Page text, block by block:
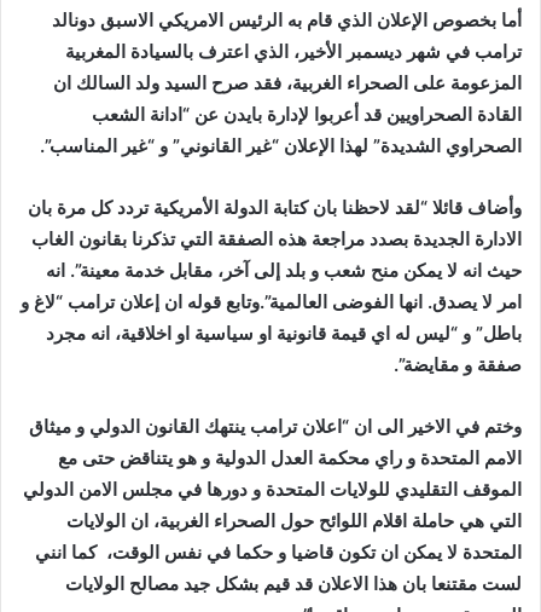
أما بخصوص الإعلان الذي قام به الرئيس الامريكي الاسبق دونالد
ترامب في شهر ديسمبر الأخير، الذي اعترف بالسيادة المغربية
المزعومة على الصحراء الغربية، فقد صرح السيد ولد السالك ان
القادة الصحراويين قد أعربوا لإدارة بايدن عن “ادانة الشعب
الصحراوي الشديدة” لهذا الإعلان “غير القانوني” و “غير المناسب”.
وأضاف قائلا “لقد لاحظنا بان كتابة الدولة الأمريكية تردد كل مرة بان
الادارة الجديدة بصدد مراجعة هذه الصفقة التي تذكرنا بقانون الغاب
حيث انه لا يمكن منح شعب و بلد إلى آخر، مقابل خدمة معينة”. انه
امر لا يصدق. انها الفوضى العالمية”.وتابع قوله ان إعلان ترامب “لاغ و
باطل” و “ليس له اي قيمة قانونية او سياسية او اخلاقية، انه مجرد
صفقة و مقايضة”.
وختم في الاخير الى ان “اعلان ترامب ينتهك القانون الدولي و ميثاق
الامم المتحدة و راي محكمة العدل الدولية و هو يتناقض حتى مع
الموقف التقليدي للولايات المتحدة و دورها في مجلس الامن الدولي
التي هي حاملة اقلام اللوائح حول الصحراء الغربية، ان الولايات
المتحدة لا يمكن ان تكون قاضيا و حكما في نفس الوقت، كما انني
لست مقتنعا بان هذا الاعلان قد قيم بشكل جيد مصالح الولايات